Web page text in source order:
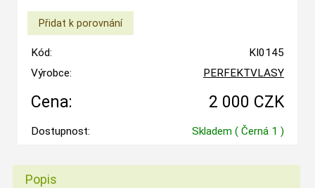
Kód:
KI0145
Výrobce:
PERFEKTVLASY
Cena: 2 000 CZK
Dostupnost: Skladem ( Černá 1 )
Popis